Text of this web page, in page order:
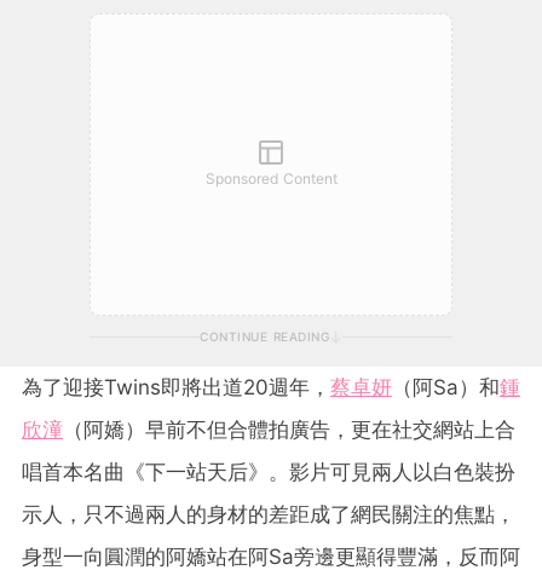
Sponsored Content
CONTINUE READING
為了迎接Twins即將出道20週年， 蔡卓妍 （阿Sa）和鍾
欣潼 （阿嬌）早前不但合體拍廣告，更在社交網站上合
唱首本名曲《下一站天后》。影片可見兩人以白色裝扮
示人，只不過兩人的身材的差距成了網民關注的焦點，
身型一向圓潤的阿嬌站在阿Sa旁邊更顯得豐滿，反而阿